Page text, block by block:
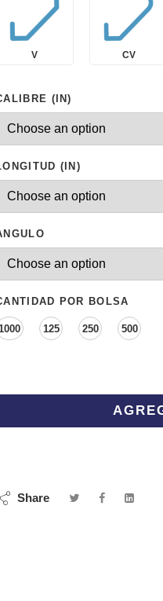
V CV
(IN)
(IN)
POR BOLSA
1000 125 250 500
Share